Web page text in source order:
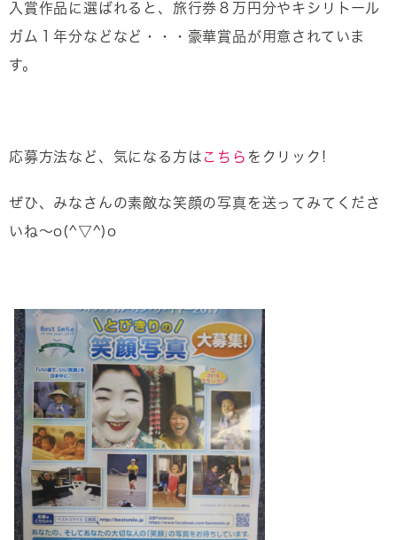
入賞作品に選ばれると、旅行券８万円分やキシリトール
ガム１年分などなど・・・ 豪華賞品が用意されていま
す。
応募方法など、気になる方は こちら をクリック!
ぜひ、みなさんの素敵な笑顔の写真を送ってみてくださ
いね～o(^▽^)o